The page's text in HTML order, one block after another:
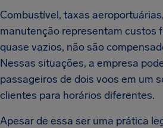
Combustível, taxas
manutenção representam custos
quase vazios, não são
Nessas situações, a empresa
passageiros de dois voos em um
clientes para horários diferentes.
Apesar de essa ser uma prática